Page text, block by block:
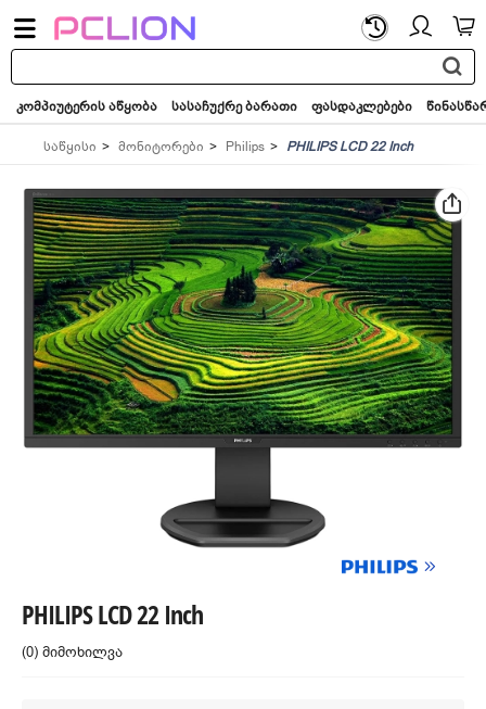
საძიებო
სიტყვა...
კომპიუტერის აწყობა სასაჩუქრე ბარათი ფასდაკლებები
საწყისი მონიტორები Philips PHILIPS LCD 22 Inch
PHILIPS LCD 22 Inch
(0) მიმოხილვა